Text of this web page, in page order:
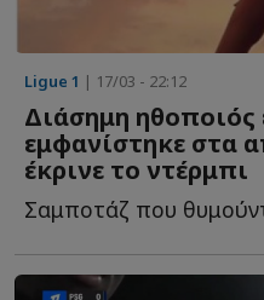
Ligue 1 | 17/03 - 22:12
Διάσημη ηθοποιός
εμφανίστηκε στα
έκρινε το ντέρμπι
Σαμποτάζ που